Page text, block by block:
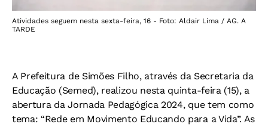
Atividades seguem nesta sexta-feira, 16 - Foto: Aldair Lima / AG. A
TARDE
A Prefeitura de Simões Filho, através da Secretaria da
Educação (Semed), realizou nesta quinta-feira (15), a
abertura da Jornada Pedagógica 2024, que tem como
tema: “Rede em Movimento Educando para a Vida”. As